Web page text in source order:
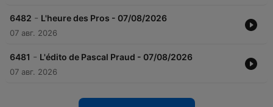
6482 - L'heure des Pros - 07/08/2026
07 авг. 2026
6481 - L'édito de Pascal Praud - 07/08/2026
07 авг. 2026